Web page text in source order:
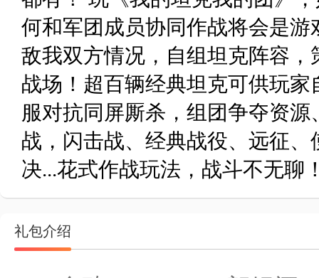
何和军团成员协同作战将会是
敌我双方情况，自组坦克阵容
战场！超百辆经典坦克可供玩
服对抗同屏厮杀，组团争夺资
战，闪击战、经典战役、远征
决...花式作战玩法，战斗不无聊
礼包介绍